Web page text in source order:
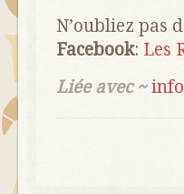
N’oubliez pas
Facebook: Les
Liée avec ~ info